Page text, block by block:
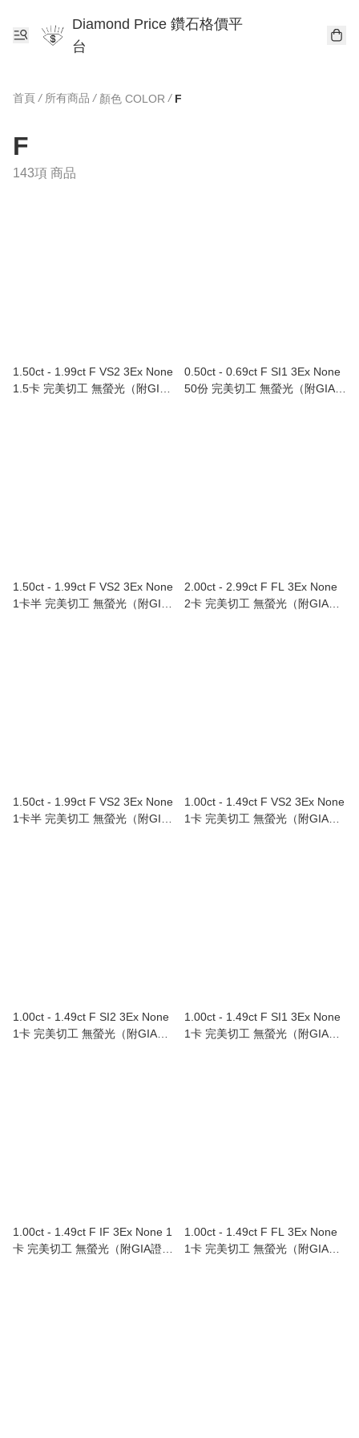
Diamond Price 鑽石格價平
台
首頁 / 所有商品 / 顏色 COLOR / F
F
143項 商品
1.50ct - 1.99ct F VS2 3Ex None
1.5卡 完美切工 無螢光（附GIA
0.50ct - 0.69ct F SI1 3Ex None
50份 完美切工 無螢光（附GIA證
1.50ct - 1.99ct F VS2 3Ex None
1卡半 完美切工 無螢光（附GIA
2.00ct - 2.99ct F FL 3Ex None
2卡 完美切工 無螢光（附GIA證
1.50ct - 1.99ct F VS2 3Ex None
1卡半 完美切工 無螢光（附GIA
1.00ct - 1.49ct F VS2 3Ex None
1卡 完美切工 無螢光（附GIA證
1.00ct - 1.49ct F SI2 3Ex None
1卡 完美切工 無螢光（附GIA證
1.00ct - 1.49ct F SI1 3Ex None
1卡 完美切工 無螢光（附GIA證
1.00ct - 1.49ct F IF 3Ex None 1
卡 完美切工 無螢光（附GIA證
1.00ct - 1.49ct F FL 3Ex None
1卡 完美切工 無螢光（附GIA證